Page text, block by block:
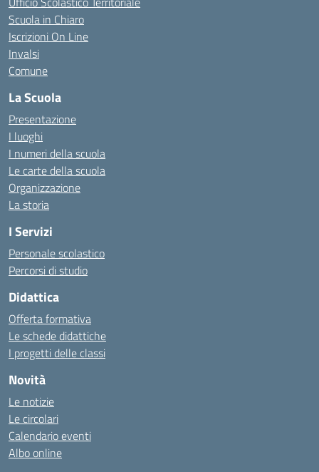
Scuola in Chiaro
Iscrizioni On Line
Invalsi
Comune
La Scuola
Presentazione
I luoghi
I numeri della scuola
Le carte della scuola
Organizzazione
La storia
I Servizi
Personale scolastico
Percorsi di studio
Didattica
Offerta formativa
Le schede didattiche
I progetti delle classi
Novità
Le notizie
Le circolari
Calendario eventi
Albo online